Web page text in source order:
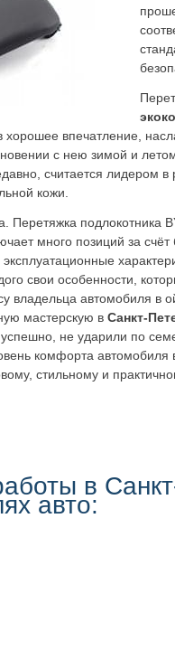
хорошее впечатление,
с нею зимой и
считается лидером в
кожи.
Перетяжка подлокотника
много позиций за счёт
свои особенности,
владельца автомобиля в
мастерскую в Санкт-
не ударили по
комфорта автомобиля
стильному и
в
авто: